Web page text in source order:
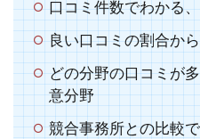
口コミ件数でわかる
良い口コミの割合か
どの分野の口コミが
意分野
競合事務所との比較